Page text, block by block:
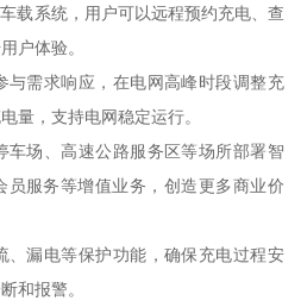
载系统，用户可以远程预约充电、查
户体验。
与需求响应，在电网高峰时段调整充
量，支持电网稳定运行。
车场、高速公路服务区等场所部署智
员服务等增值业务，创造更多商业价
、漏电等保护功能，确保充电过程安
和报警。